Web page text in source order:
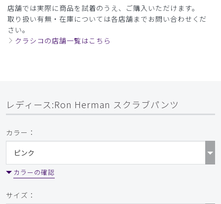
店舗では実際に商品を試着のうえ、ご購入いただけます。
取り扱い有無・在庫については各店舗までお問い合わせくだ
さい。
クラシコの店舗一覧はこちら
レディース:Ron Herman スクラブパンツ
カラー：
カラーの確認
サイズ：